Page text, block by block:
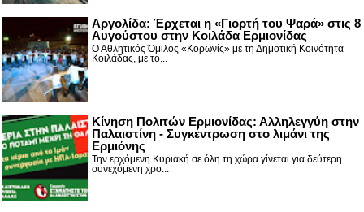
Αργολίδα: Έρχεται η «Γιορτή του Ψαρά» στις 8
Αυγούστου στην Κοιλάδα Ερμιονίδας
Ο Αθλητικός Όμιλος «Κορωνίς» με τη Δημοτική Κοινότητα
Κοιλάδας, με το...
Κίνηση Πολιτών Ερμιονίδας: Αλληλεγγύη στην
Παλαιστίνη - Συγκέντρωση στο λιμάνι της
Ερμιόνης
Την ερχόμενη Κυριακή σε όλη τη χώρα γίνεται για δεύτερη
συνεχόμενη χρο...